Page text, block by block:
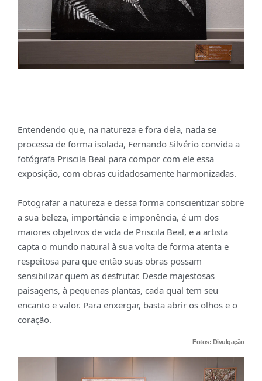
Entendendo que, na natureza e fora dela, nada se
processa de forma isolada, Fernando Silvério convida a
fotógrafa Priscila Beal para compor com ele essa
exposição, com obras cuidadosamente harmonizadas.
Fotografar a natureza e dessa forma conscientizar sobre
a sua beleza, importância e imponência, é um dos
maiores objetivos de vida de Priscila Beal, e a artista
capta o mundo natural à sua volta de forma atenta e
respeitosa para que então suas obras possam
sensibilizar quem as desfrutar. Desde majestosas
paisagens, à pequenas plantas, cada qual tem seu
encanto e valor. Para enxergar, basta abrir os olhos e o
coração.
Fotos: Divulgação